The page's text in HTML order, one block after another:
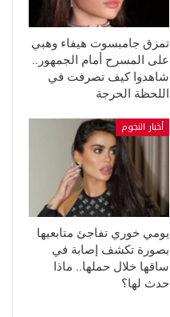
تمزق جامبسوت هيفاء وهبي
على المسرح أمام الجمهور..
شاهدوا كيف تصرفت في
اللحظة الحرجة
أخبار النجوم
يومي خوري تفاجئ متابعيها
بصورة تكشف إصابة في
ساقها خلال حملها.. ماذا
حدث لها؟